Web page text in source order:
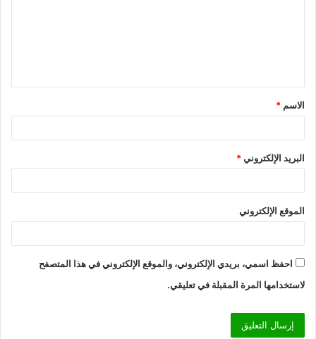
ق
*
الاسم *
البريد الإلكتروني*
الموقع الإلكتروني
احفظ اسمي، بريدي الإلكتروني، والموقع الإلكتروني في هذا المتصفح
لاستخدامها المرة المقبلة في تعليقي.